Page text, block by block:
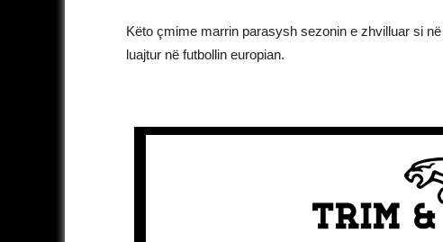
Këto çmime marrin parasysh sezonin e zhvilluar si
luajtur në futbollin europian.